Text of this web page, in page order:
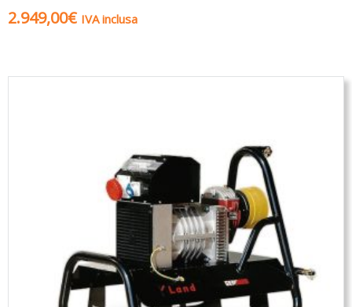
2.949,00€ IVA inclusa